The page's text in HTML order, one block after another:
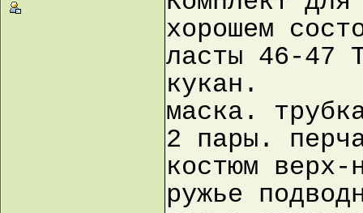
хорошем
ласты 46-47
кукан.
маска.
2 пары.
костюм
ружье